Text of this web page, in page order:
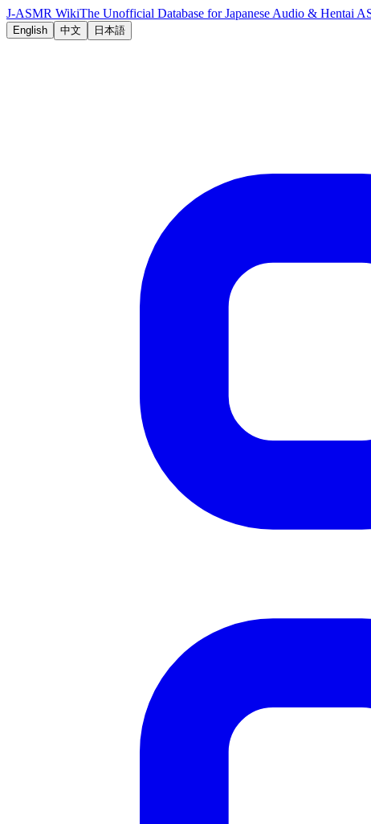
J-ASMR WikiThe Unofficial Database for Japanese Audio & Hentai
English 中文 日本語